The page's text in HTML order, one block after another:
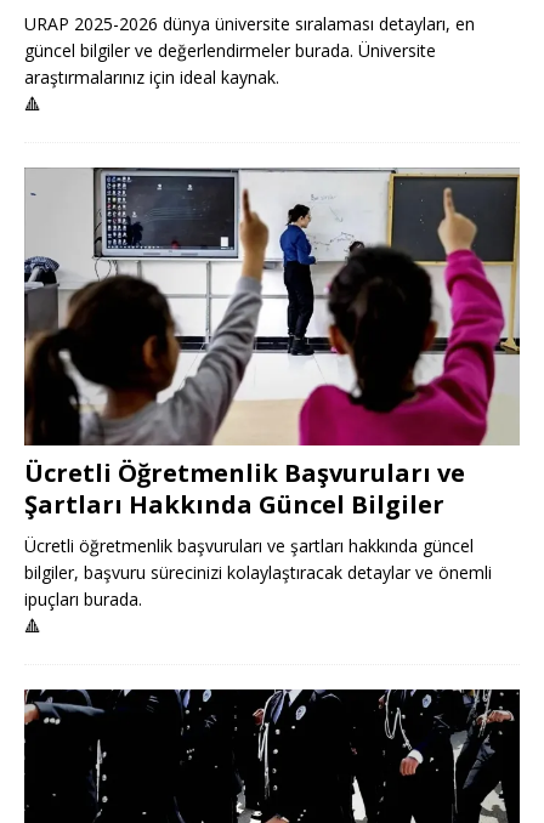
URAP 2025-2026 dünya üniversite sıralaması detayları, en
güncel bilgiler ve değerlendirmeler burada. Üniversite
araştırmalarınız için ideal kaynak.
🔺
Ücretli Öğretmenlik Başvuruları ve
Şartları Hakkında Güncel Bilgiler
Ücretli öğretmenlik başvuruları ve şartları hakkında güncel
bilgiler, başvuru sürecinizi kolaylaştıracak detaylar ve önemli
ipuçları burada.
🔺